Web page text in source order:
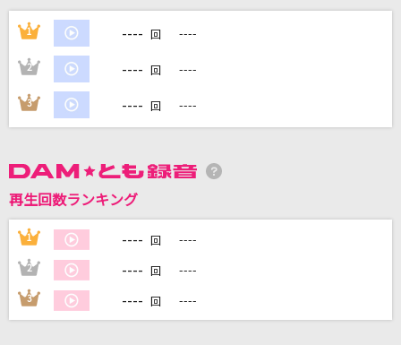
Honto
sumika
トラップ
TOOBOE×Chevon
DAMの新曲・ランキングなど
DAMに会員登録・ログインして
1 ---- 回 ----
2 ---- 回 ----
3 ---- 回 ----
再生回数ランキング
1 ---- 回 ----
2 ---- 回 ----
3 ---- 回 ----